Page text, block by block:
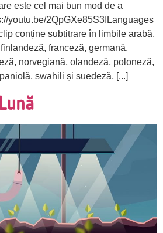
este cel mai bun mod de a
youtu.be/2QpGXe85S3ILanguages
conține subtitrare în limbile arabă,
franceză, germană,
norvegiană, olandeză, poloneză,
swahili și suedeză, [...]